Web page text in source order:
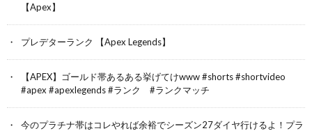
【Apex】
プレデターランク 【Apex Legends】
【APEX】ゴールド帯あるある挙げてけwww #shorts #shortvideo
#apex #apexlegends #ランク #ランクマッチ
今のプラチナ帯はコレやれば余裕でシーズン27ダイヤ行けるよ！プラ